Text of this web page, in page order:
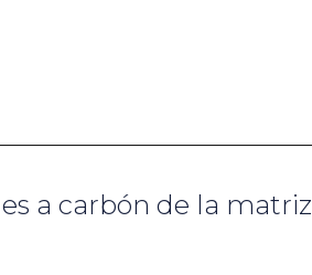
a carbón de la matriz